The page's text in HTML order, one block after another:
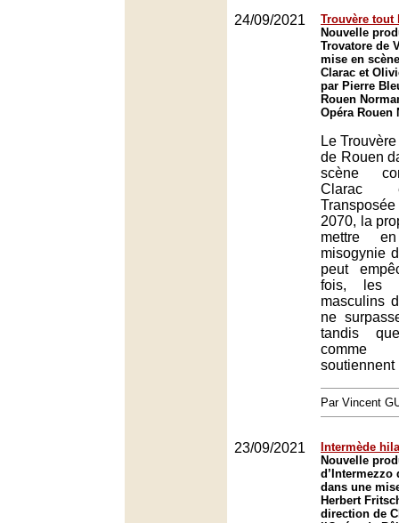
24/09/2021
Trouvère tout
Nouvelle
Trovatore de
mise en
Clarac et
par Pierre
Rouen
Opéra Rouen
Le
de Rouen
scène
Clarac
2070, la
mettre
misogynie
peut
fois, les
masculins
ne
tandis
comme
soutiennent
Par Vincent
23/09/2021
Intermède
Nouvelle
d’Intermezzo
dans une
Herbert
direction de